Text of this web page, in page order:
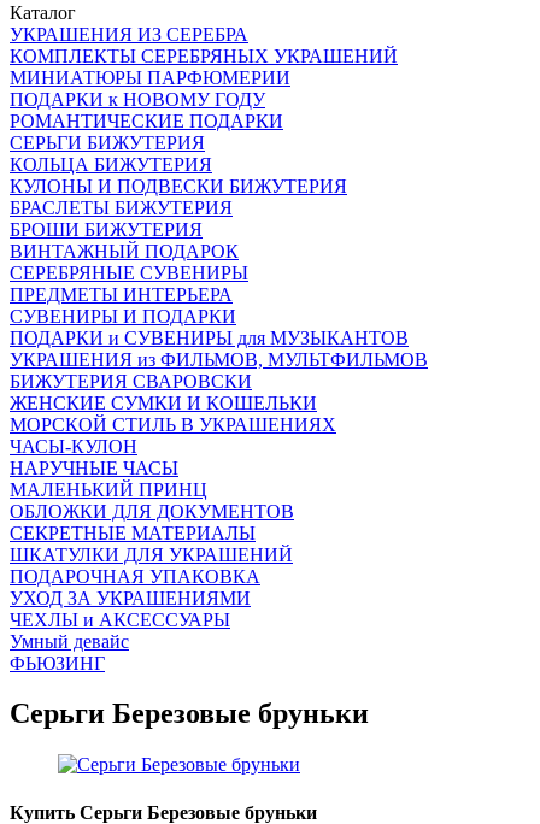
Каталог
УКРАШЕНИЯ ИЗ СЕРЕБРА
КОМПЛЕКТЫ СЕРЕБРЯНЫХ УКРАШЕНИЙ
МИНИАТЮРЫ ПАРФЮМЕРИИ
ПОДАРКИ к НОВОМУ ГОДУ
РОМАНТИЧЕСКИЕ ПОДАРКИ
СЕРЬГИ БИЖУТЕРИЯ
КОЛЬЦА БИЖУТЕРИЯ
КУЛОНЫ И ПОДВЕСКИ БИЖУТЕРИЯ
БРАСЛЕТЫ БИЖУТЕРИЯ
БРОШИ БИЖУТЕРИЯ
ВИНТАЖНЫЙ ПОДАРОК
СЕРЕБРЯНЫЕ СУВЕНИРЫ
ПРЕДМЕТЫ ИНТЕРЬЕРА
СУВЕНИРЫ И ПОДАРКИ
ПОДАРКИ и СУВЕНИРЫ для МУЗЫКАНТОВ
УКРАШЕНИЯ из ФИЛЬМОВ, МУЛЬТФИЛЬМОВ
БИЖУТЕРИЯ СВАРОВСКИ
ЖЕНСКИЕ СУМКИ И КОШЕЛЬКИ
МОРСКОЙ СТИЛЬ В УКРАШЕНИЯХ
ЧАСЫ-КУЛОН
НАРУЧНЫЕ ЧАСЫ
МАЛЕНЬКИЙ ПРИНЦ
ОБЛОЖКИ ДЛЯ ДОКУМЕНТОВ
СЕКРЕТНЫЕ МАТЕРИАЛЫ
ШКАТУЛКИ ДЛЯ УКРАШЕНИЙ
ПОДАРОЧНАЯ УПАКОВКА
УХОД ЗА УКРАШЕНИЯМИ
ЧEХЛЫ и АКСЕССУАРЫ
Умный девайс
ФЬЮЗИНГ
Серьги Березовые бруньки
Купить Серьги Березовые бруньки